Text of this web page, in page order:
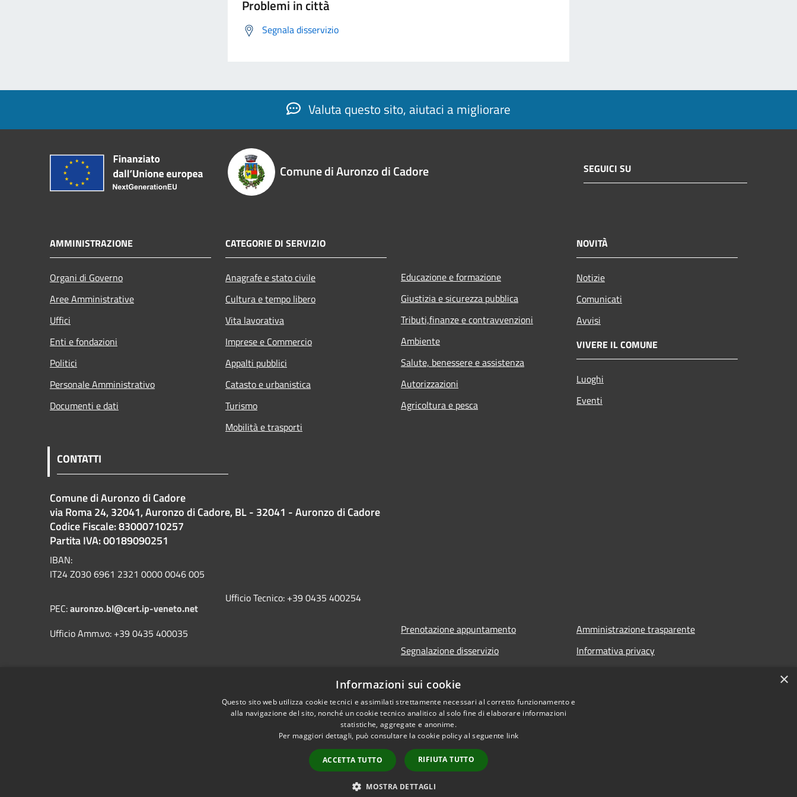
Problemi in città
Segnala disservizio
Valuta questo sito, aiutaci a migliorare
Comune di Auronzo di Cadore SEGUICI SU
AMMINISTRAZIONE
Organi di Governo
Aree Amministrative
Uffici
Enti e fondazioni
Politici
Personale Amministrativo
Documenti e dati
CATEGORIE DI SERVIZIO
Anagrafe e stato civile
Cultura e tempo libero
Vita lavorativa
Imprese e Commercio
Appalti pubblici
Catasto e urbanistica
Turismo
Mobilità e trasporti
Educazione e formazione
Giustizia e sicurezza pubblica
Tributi,finanze e contravvenzioni
Ambiente
Salute, benessere e assistenza
Autorizzazioni
Agricoltura e pesca
NOVITÀ
Notizie
Comunicati
Avvisi
VIVERE IL COMUNE
Luoghi
Eventi
CONTATTI
Comune di Auronzo di Cadore
via Roma 24, 32041, Auronzo di Cadore, BL - 32041 - Auronzo di Cadore
Codice Fiscale: 83000710257
Partita IVA: 00189090251
IBAN:
IT24 Z030 6961 2321 0000 0046 005
PEC:auronzo.bl@cert.ip-veneto.net
Ufficio Amm.vo: +39 0435 400035
Ufficio Tecnico: +39 0435 400254
Prenotazione appuntamento
Segnalazione disservizio
Richiesta assistenza
Amministrazione trasparente
Informativa privacy
Copyright © 2026 • Comune di Auronzo di Cadore • Powered by
×
Informazioni sui cookie
Questo sito web utilizza cookie tecnici e assimilati strettamente necessari al corretto funzionamento e
alla navigazione del sito, nonché un cookie tecnico analitico al solo fine di elaborare informazioni
statistiche, aggregate e anonime.
Per maggiori dettagli, può consultare la cookie policy al seguente link
ACCETTA TUTTO RIFIUTA TUTTO
MOSTRA DETTAGLI